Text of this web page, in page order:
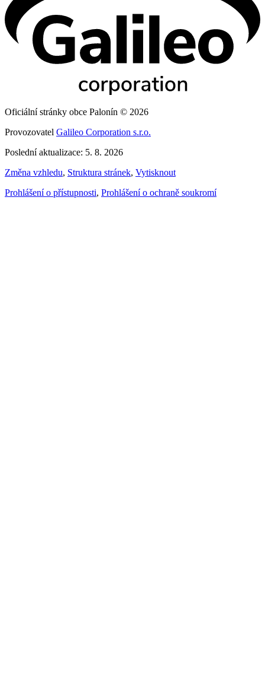
Oficiální stránky obce Palonín © 2026
Provozovatel Galileo Corporation s.r.o.
Poslední aktualizace: 5. 8. 2026
Změna vzhledu, Struktura stránek, Vytisknout
Prohlášení o přístupnosti, Prohlášení o ochraně soukromí